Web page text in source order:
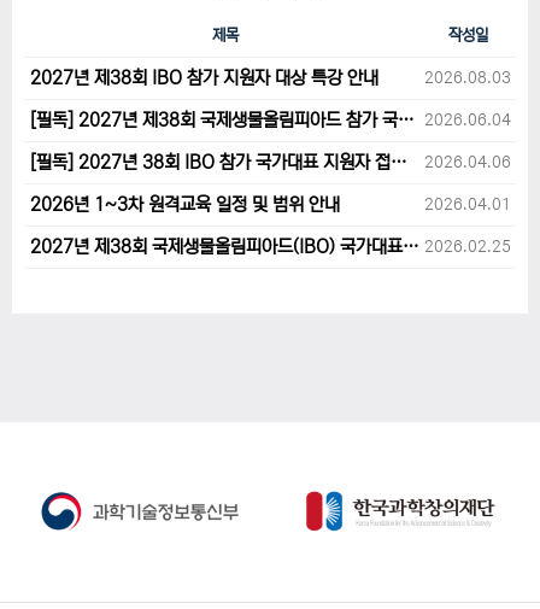
제목 작성일
2027년 제38회 IBO 참가 지원자 대상 특강 안내 2026.08.03
[필독] 2027년 제38회 국제생물올림피아드 참가 국가대표 1차후보자 선발고사 범위 및 일정 안내 2026.06.04
[필독] 2027년 38회 IBO 참가 국가대표 지원자 접수 마감 및 원격교육 관련 공지사항 안내입니다. 2026.04.06
2026년 1~3차 원격교육 일정 및 범위 안내 2026.04.01
2027년 제38회 국제생물올림피아드(IBO) 국가대표 후보자 지원 안내 2026.02.25